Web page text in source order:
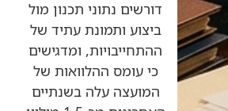
דורשים נתוני תכנון מול
ביצוע ותמונת עתיד של
ההתחייבויות, ומדגישים
כי עומס ההלוואות של
המועצה עלה בשנתיים